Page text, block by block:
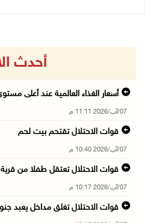
أحدث
أسعار الغذاء العالمية عند أعلى مستوى
07/آب/2026 11:11 م
قوات الاحتلال تقتحم بيت لحم
07/آب/2026 10:40 م
قوات الاحتلال تعتقل طفلا من
07/آب/2026 10:17 م
قوات الاحتلال تغلق مداخل يعبد